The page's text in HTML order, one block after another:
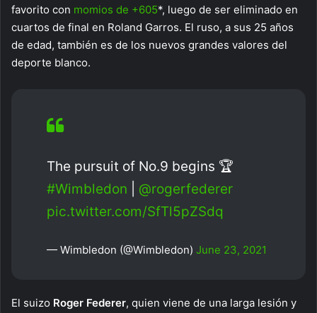
favorito con momios de +605*, luego de ser eliminado en
cuartos de final en Roland Garros. El ruso, a sus 25 años
de edad, también es de los nuevos grandes valores del
deporte blanco.
The pursuit of No.9 begins 🏆
#Wimbledon
@rogerfederer
pic.twitter.com/SfTl5pZSdq
— Wimbledon (@Wimbledon) June 23, 2021
El suizo Roger Federer, quien viene de una larga lesión y